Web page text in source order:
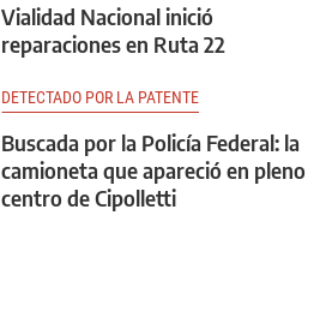
Vialidad Nacional inició
reparaciones en Ruta 22
DETECTADO POR LA PATENTE
Buscada por la Policía Federal: la
camioneta que apareció en pleno
centro de Cipolletti